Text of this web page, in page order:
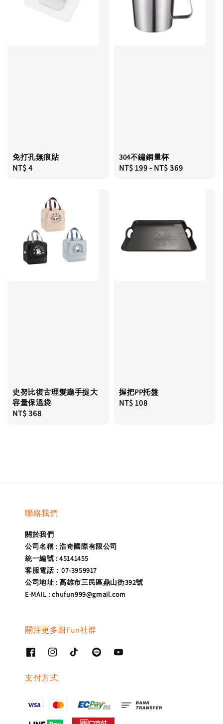
免打孔無痕貼
Regular
NT$ 4
304不鏽鋼量杯
Regular
NT$ 199- NT$ 369
史努比復古理髮廳手提大
容量保溫袋
Regular
NT$ 368
握把PP托盤
Regular
NT$ 108
聯絡我們
關於我們
公司名稱 : 浩奇國際有限公司
統一編號 : 45141455
客服電話：07-3959917
公司地址 : 高雄市三民區鼎山街392號
E-MAIL : chufun999@gmail.com
關注更多廚Fun社群
支付方式